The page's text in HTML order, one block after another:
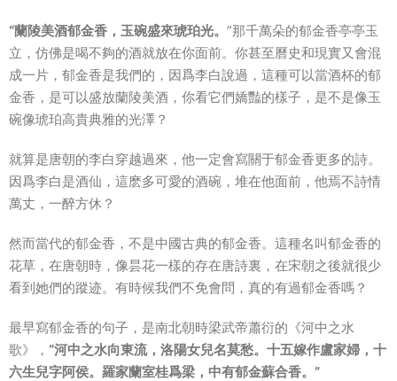
“蘭陵美酒郁金香，玉碗盛來琥珀光。 ”那千萬朵的郁金香亭亭玉
立，仿佛是喝不夠的酒就放在你面前。你甚至曆史和現實又會混
成一片，郁金香是我們的，因爲李白說過，這種可以當酒杯的郁
金香，是可以盛放蘭陵美酒，你看它們嬌豔的樣子，是不是像玉
碗像琥珀高貴典雅的光澤？
就算是唐朝的李白穿越過來，他一定會寫關于郁金香更多的詩。
因爲李白是酒仙，這麽多可愛的酒碗，堆在他面前，他焉不詩情
萬丈，一醉方休？
然而當代的郁金香，不是中國古典的郁金香。這種名叫郁金香的
花草，在唐朝時，像昙花一樣的存在唐詩裏，在宋朝之後就很少
看到她們的蹤迹。有時候我們不免會問，真的有過郁金香嗎？
最早寫郁金香的句子，是南北朝時梁武帝蕭衍的《河中之水
歌》， “河中之水向東流，洛陽女兒名莫愁。十五嫁作盧家婦，十
六生兒字阿侯。羅家蘭室桂爲梁，中有郁金蘇合香。”